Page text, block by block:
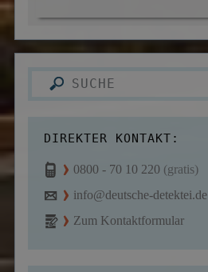
DIREKTER KONTAKT:
0800 - 70 10 220 (gratis)
info@deutsche-detektei.de
Zum Kontaktformular